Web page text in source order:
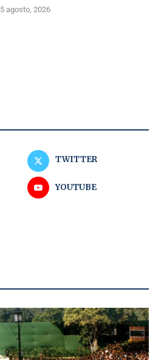
5 agosto, 2026
TWITTER
YOUTUBE